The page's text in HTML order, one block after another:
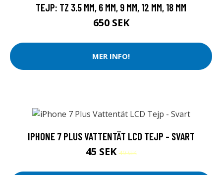
TEJP: TZ 3.5 MM, 6 MM, 9 MM, 12 MM, 18 MM
650 SEK
MER INFO!
IPHONE 7 PLUS VATTENTÄT LCD TEJP - SVART
45 SEK49 SEK